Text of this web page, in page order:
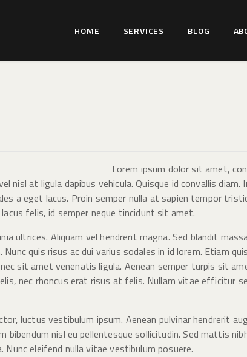
HOME SERVICES BLOG
WILDLIFER INDIA
SERVICES
BLOG
Lorem ipsum dolor sit amet,
nisl at ligula dapibus vehicula. Quisque id convallis
a eget lacus. Proin semper nulla at sapien tempor
felis, id semper neque tincidunt sit amet.
ultrices. Aliquam vel hendrerit magna. Sed blandit
quis risus ac dui varius sodales in id lorem. Etiam
sit amet venenatis ligula. Aenean semper turpis sit
nec rhoncus erat risus at felis. Nullam vitae efficitur
luctus vestibulum ipsum. Aenean pulvinar hendrerit
bibendum nisl eu pellentesque sollicitudin. Sed mattis
eleifend nulla vitae vestibulum posuere.